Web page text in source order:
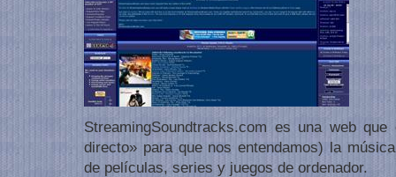
StreamingSoundtracks.com es una web
directo» para que nos entendamos) la
de películas, series y juegos de ordenador.